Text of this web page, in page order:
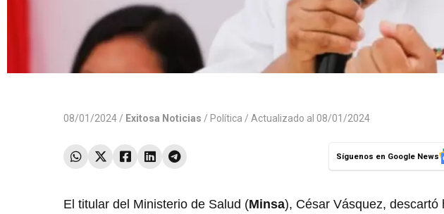
08/01/2024 / Exitosa Noticias / Política / Actualizado al 08/01/2024
Síguenos en Google News
El titular del Ministerio de Salud (Minsa), César Vásquez,